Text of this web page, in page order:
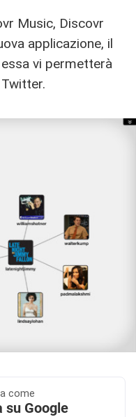
Music, Discovr
applicazione, il
vi permetterà
come
su Google